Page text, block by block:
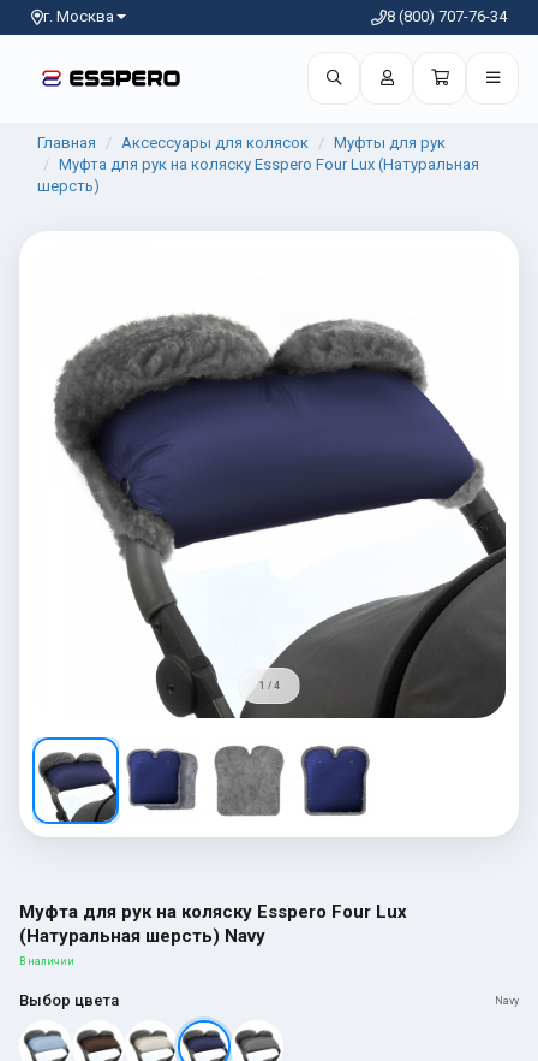
г. Москва 8 (800) 707-76-34
Главная Аксессуары для колясок
Муфты для рук
Муфта для рук на коляску Esspero Four Lux (Натуральная
шерсть)
1 / 4
Муфта для рук на коляску Esspero Four Lux
(Натуральная шерсть) Navy
В наличии
Выбор цвета Navy